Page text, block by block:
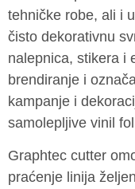
tehničke robe, ali i
čisto dekorativnu
nalepnica, stikera i
brendiranje i
kampanje i
samolepljive vinil
Graphtec cutter
praćenje linija